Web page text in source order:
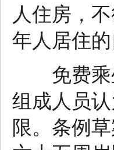
人住房，
年人居住
免费乘坐
组成人员
限。条例